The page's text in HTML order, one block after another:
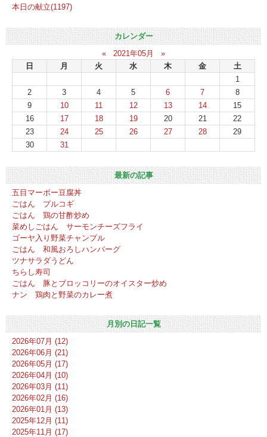
本日の献立(1197)
カレンダー
«
2021年05月
»
日
月 火 水 木 金
土
1
2
3 4 5 6 7
8
9
10 11 12 13 14
15
16
17 18 19 20 21
22
23
24 25 26 27 28
29
30
31
最新の記事
五目マーボー豆腐丼
ごはん プルコギ
ごはん 鶏の甘酢炒め
菜めしごはん サーモンチーズフライ
ゴーヤ入り野菜チャンプル
ごはん 和風おろしハンバーグ
ツナサラダうどん
ちらし寿司
ごはん 豚とブロッコリーのオイスター炒め
ナン 鶏肉と野菜のカレー煮
月別の日記一覧
2026年07月 (12)
2026年06月 (21)
2026年05月 (17)
2026年04月 (10)
2026年03月 (11)
2026年02月 (16)
2026年01月 (13)
2025年12月 (11)
2025年11月 (17)